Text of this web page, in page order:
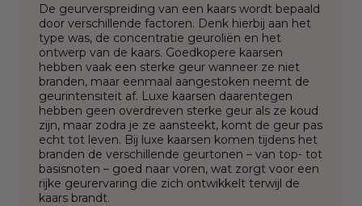
De geurverspreiding van een kaars wordt bepaald
door verschillende factoren. Denk hierbij aan het
type was, de concentratie geuroliën en het
ontwerp van de kaars. Goedkopere kaarsen
hebben vaak een sterke geur wanneer ze niet
branden, maar eenmaal aangestoken neemt de
geurintensiteit af. Luxe kaarsen daarentegen
hebben geen overdreven sterke geur als ze koud
zijn, maar zodra je ze aansteekt, komt de geur pas
echt tot leven. Bij luxe kaarsen komen tijdens het
branden de verschillende geurtonen – van top- tot
basisnoten – goed naar voren, wat zorgt voor een
rijke geurervaring die zich ontwikkelt terwijl de
kaars brandt.